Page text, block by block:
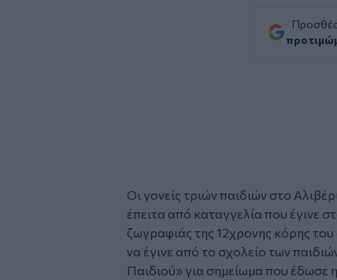
Οι γονείς τριών παιδιών στο
έπειτα από καταγγελία που έγινε
ζωγραφιάς της 12χρονης κόρης
να έγινε από το σχολείο των
Παιδιού» για σημείωμα που έδωσε